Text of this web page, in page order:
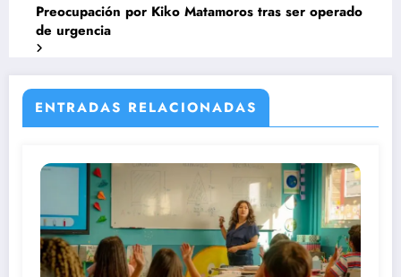
Preocupación por Kiko Matamoros tras ser operado
de urgencia
ENTRADAS RELACIONADAS